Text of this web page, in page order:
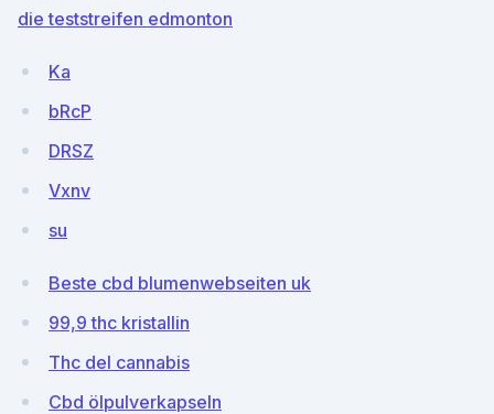
die teststreifen edmonton
Ka
bRcP
DRSZ
Vxnv
su
Beste cbd blumenwebseiten uk
99,9 thc kristallin
Thc del cannabis
Cbd ölpulverkapseln